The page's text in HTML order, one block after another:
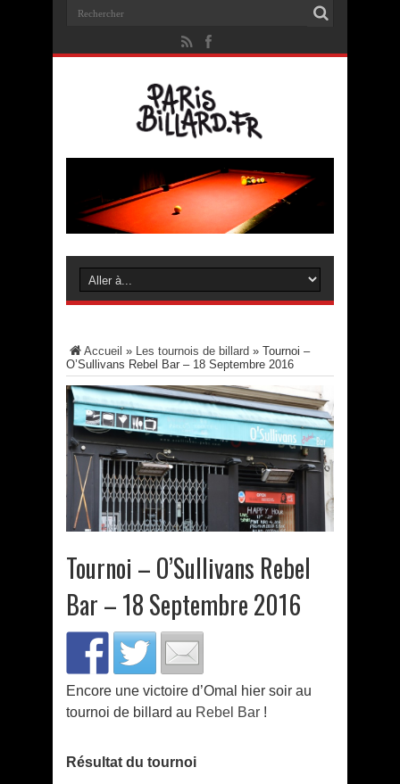
Accueil » Les tournois de billard » Tournoi –
O’Sullivans Rebel Bar – 18 Septembre 2016
Tournoi – O’Sullivans Rebel
Bar – 18 Septembre 2016
Encore une victoire d’Omal hier soir au
tournoi de billard au Rebel Bar !
Résultat du tournoi